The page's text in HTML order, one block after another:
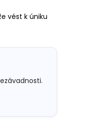
vést k úniku